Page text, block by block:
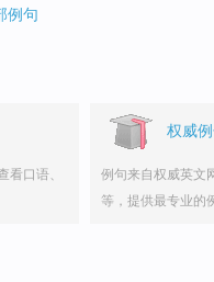
例句
看口语、
权威
例句来自权威英文
等，提供最专业的